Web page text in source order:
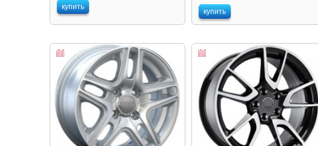
купить
купить